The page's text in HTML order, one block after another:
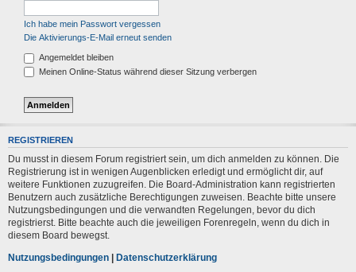
Ich habe mein Passwort vergessen
Die Aktivierungs-E-Mail erneut senden
Angemeldet bleiben
Meinen Online-Status während dieser Sitzung verbergen
REGISTRIEREN
Du musst in diesem Forum registriert sein, um dich anmelden zu können. Die
Registrierung ist in wenigen Augenblicken erledigt und ermöglicht dir, auf
weitere Funktionen zuzugreifen. Die Board-Administration kann registrierten
Benutzern auch zusätzliche Berechtigungen zuweisen. Beachte bitte unsere
Nutzungsbedingungen und die verwandten Regelungen, bevor du dich
registrierst. Bitte beachte auch die jeweiligen Forenregeln, wenn du dich in
diesem Board bewegst.
Nutzungsbedingungen | Datenschutzerklärung